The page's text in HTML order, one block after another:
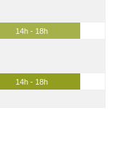
14h - 18h
14h - 18h